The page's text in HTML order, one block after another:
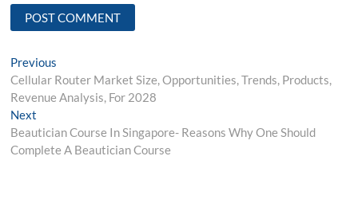
Post
navigation
Previous
post:
Cellular Router Market Size, Opportunities, Trends, Products,
Revenue Analysis, For 2028
Next
post:
Beautician Course In Singapore- Reasons Why One Should
Complete A Beautician Course